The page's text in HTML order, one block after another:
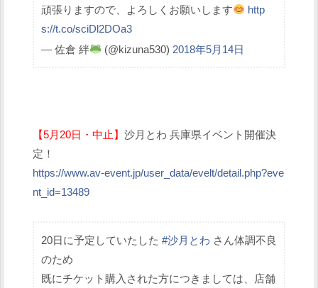
頑張りますので、よろしくお願いします
http
s://t.co/sciDl2DOa3
— 佐倉 絆
(@kizuna530) 2018年5月14日
【5月20日・中止】 沙月とわ 兵庫県イベント開催決
定！
https://www.av-event.jp/user_data/evelt/detail.php?eve
nt_id=13489
20日に予定していたした #沙月とわ さん体調不良
のため
既にチケット購入された方につきましては、店舗